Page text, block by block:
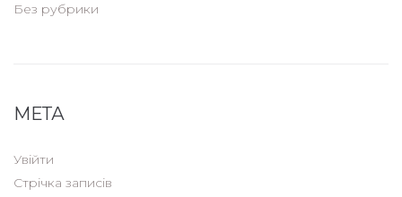
Без рубрики
МЕТА
Увійти
Стрічка записів